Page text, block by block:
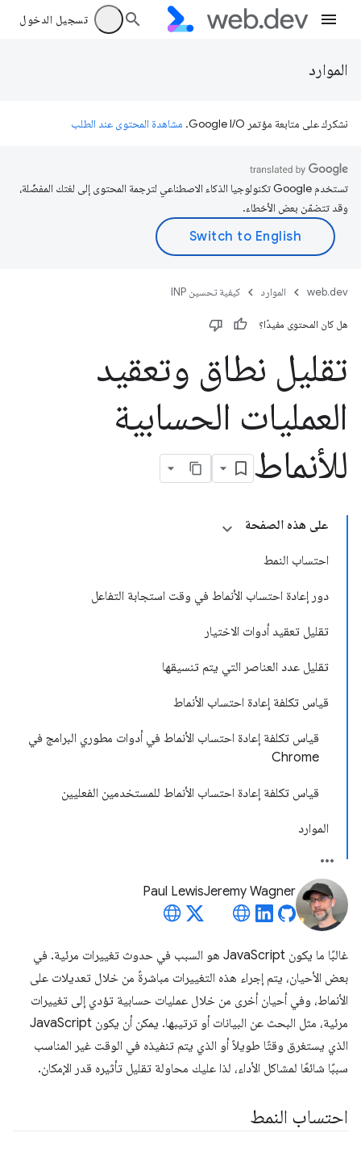
تسجيل الدخول
الموارد
نشكرك على متابعة مؤتمر Google I/O. مشاهدة المحتوى عند الطلب
تستخدم Google تكنولوجيا الذكاء الاصطناعي لترجمة المحتوى إلى لغتك المفضّلة،
وقد تتضمّن بعض الأخطاء.
web.dev الموارد كيفية تحسين INP
هل كان المحتوى مفيدًا؟
تقليل نطاق وتعقيد
العمليات الحسابية
للأنماط
على هذه الصفحة
احتساب النمط
دور إعادة احتساب الأنماط في وقت استجابة التفاعل
تقليل تعقيد أدوات الاختيار
تقليل عدد العناصر التي يتم تنسيقها
قياس تكلفة إعادة احتساب الأنماط
قياس تكلفة إعادة احتساب الأنماط في أدوات مطوري البرامج في
Chrome
قياس تكلفة إعادة احتساب الأنماط للمستخدمين الفعليين
الموارد
Jeremy Wagner
Paul Lewis
غالبًا ما يكون JavaScript هو السبب في حدوث تغييرات مرئية. في
بعض الأحيان، يتم إجراء هذه التغييرات مباشرةً من خلال تعديلات على
الأنماط، وفي أحيان أخرى من خلال عمليات حسابية تؤدي إلى تغييرات
مرئية، مثل البحث عن البيانات أو ترتيبها. يمكن أن يكون JavaScript
الذي يستغرق وقتًا طويلاً أو الذي يتم تنفيذه في الوقت غير المناسب
سببًا شائعًا لمشاكل الأداء، لذا عليك محاولة تقليل تأثيره قدر الإمكان.
احتساب النمط